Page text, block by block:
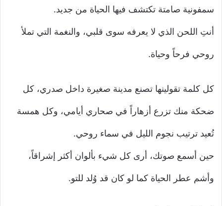
سمفونية صامتة تكتشف فيها الحياة من جديد.
أنتِ اللحن الذي لا يعرفه سوى قلبي، والنغمة التي تملأ
روحي فرحاً وحياة.
كل كلمة تقولينها تصنع مدينة صغيرة داخل صدري، كل
ضحكة منك تزرع أزهاراً في صحاري أيامي، وكل همسة
تُعيد ترتيب نجوم الليل في سماء روحي.
حين أسمع صوتك، أرى كل شيء بألوان أكثر إشراقاً،
وأشم عطر الحياة كما لو كان قد وُلد للتو.